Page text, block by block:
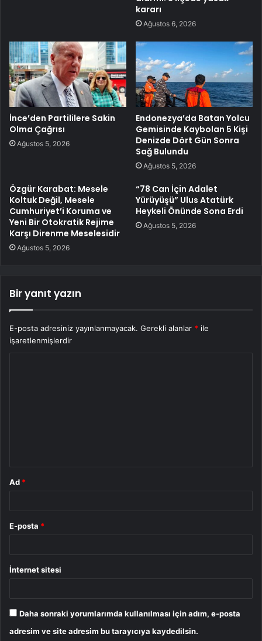
kararı
Ağustos 6, 2026
İnce’den Partililere Sakin
Olma Çağrısı
Ağustos 5, 2026
Endonezya’da Batan Yolcu
Gemisinde Kaybolan 5 Kişi
Denizde Dört Gün Sonra
Sağ Bulundu
Ağustos 5, 2026
Özgür Karabat: Mesele
Koltuk Değil, Mesele
Cumhuriyet’i Koruma ve
Yeni Bir Otokratik Rejime
Karşı Direnme Meselesidir
Ağustos 5, 2026
“78 Can İçin Adalet
Yürüyüşü” Ulus Atatürk
Heykeli Önünde Sona Erdi
Ağustos 5, 2026
Bir yanıt yazın
E-posta adresiniz yayınlanmayacak. Gerekli alanlar * ile
işaretlenmişlerdir
Ad *
E-posta *
İnternet sitesi
Daha sonraki yorumlarımda kullanılması için adım, e-posta
adresim ve site adresim bu tarayıcıya kaydedilsin.